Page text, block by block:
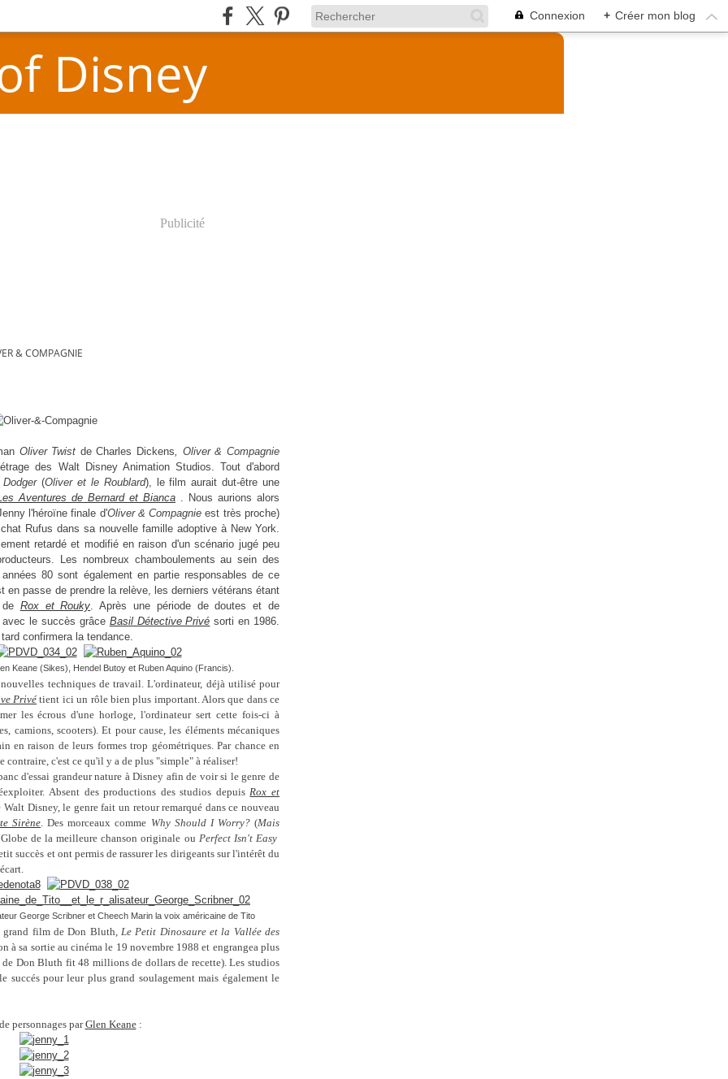
Connexion + Créer mon blog
Disney
Publicité
& COMPAGNIE
Oliver Twist de Charles Dickens, Oliver & Compagnie
des Walt Disney Animation Studios. Tout d'abord
Dodger(Oliver et le Roublard), le film aurait dut-être une
Aventures de Bernard et Bianca . Nous aurions alors
l'héroïne finale d'Oliver & Compagnie est très proche)
Rufus dans sa nouvelle famille adoptive à New York.
retardé et modifié en raison d'un scénario jugé peu
Les nombreux chamboulements au sein des
80 sont également en partie responsables de ce
en passe de prendre la relève, les derniers vétérans étant
Rox et Rouky. Après une période de doutes et de
le succès grâce Basil Détective Privé sorti en 1986.
confirmera la tendance.
Keane (Sikes), Hendel Butoy et Ruben Aquino (Francis).
techniques de travail. L'ordinateur, déjà utilisé pour
Privétient ici un rôle bien plus important. Alors que dans ce
les écrous d'une horloge, l'ordinateur sert cette fois-ci à
camions, scooters). Et pour cause, les éléments mécaniques
en raison de leurs formes trop géométriques. Par chance en
contraire, c'est ce qu'il y a de plus "simple" à réaliser!
d'essai grandeur nature à Disney afin de voir si le genre de
Absent des productions des studios depuisRox et
Disney, le genre fait un retour remarqué dans ce nouveau
Sirène. Des morceaux comme Why Should I Worry?(Mais
de la meilleure chanson originale ou Perfect Isn't Easy
succès et ont permis de rassurer les dirigeants sur l'intérêt du
George Scribner et Cheech Marin la voix américaine de Tito
grand film de Don Bluth, Le Petit Dinosaure et la Vallée des
à sa sortie au cinéma le 19 novembre 1988 et engrangea plus
Don Bluth fit 48 millions de dollars de recette). Les studios
succés pour leur plus grand soulagement mais également le
personnages parGlen Keane: